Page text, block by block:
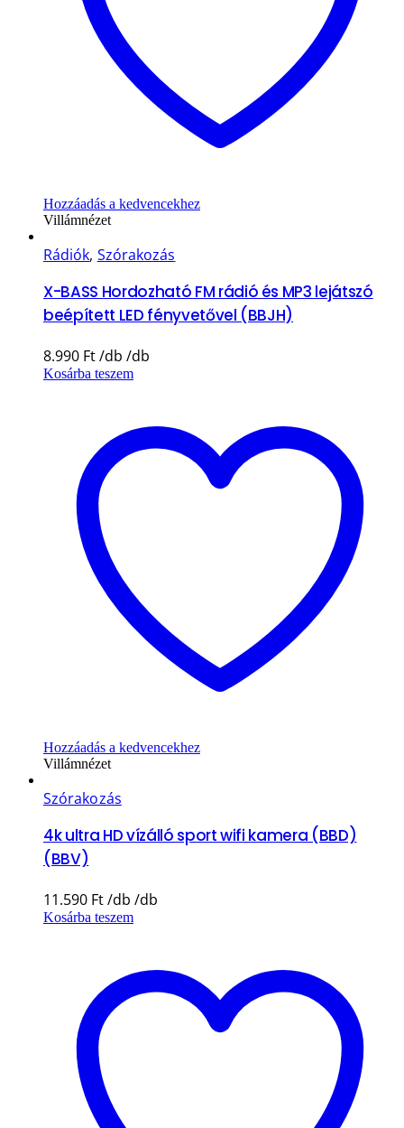
Hozzáadás a kedvencekhez
Villámnézet
Rádiók, Szórakozás
X-BASS Hordozható FM rádió és MP3 lejátszó
beépített LED fényvetővel (BBJH)
8.990 Ft
Kosárba teszem
Hozzáadás a kedvencekhez
Villámnézet
Szórakozás
4k ultra HD vízálló sport wifi kamera (BBD)
(BBV)
11.590 Ft
Kosárba teszem